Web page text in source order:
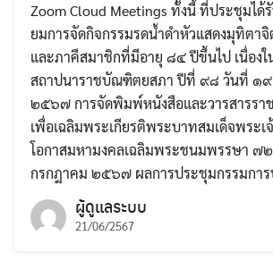
Zoom Cloud Meetings ทั้งนี้ ที่ประชุมได้
ยมการจัดกิจกรรมรดน้ำดำหัวแสดงมุทิตา
และภาคีสมาชิกที่มีอายุ ๘๔ ปีขึ้นไป เนื่อง
สถาปนาราชบัณฑิตยสภา ปีที่ ๙๘ วันที่ ๑๙
๒๕๖๗ การจัดพิมพ์หนังสือและวารสารร
เพื่อเฉลิมพระเกียรติพระบาทสมเด็จพระเ
โอกาสมหามงคลเฉลิมพระชนมพรรษา ๗
กรกฎาคม ๒๕๖๗ ผลการประชุมกรรมกา
ผู้ดูแลระบบ
21/06/2567